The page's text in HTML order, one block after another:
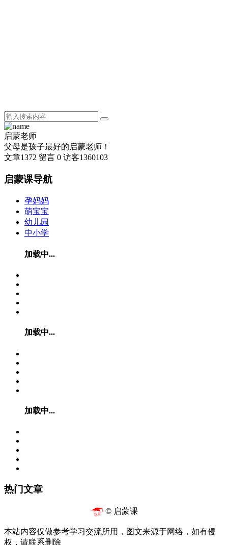
启蒙老师
父母是孩子最好的启蒙老师！
文章1372 留言 0 访客1360103
启蒙课导航
孕妈妈
萌宝宝
幼儿园
中小学
加载中...
加载中...
加载中...
热门文章
© 启蒙课
本站内容仅做参考学习交流所用，图文来源于网络，如有侵
权，请联系删除